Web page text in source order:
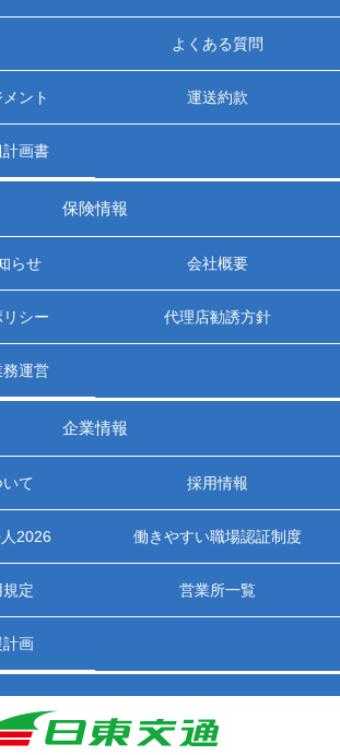
よくある質問
ント 運送約款
画書
保険情報
らせ 会社概要
シー 代理店勧誘方針
務運営
企業情報
て 採用情報
2026 働きやすい職場認証制度
定 営業所一覧
計画